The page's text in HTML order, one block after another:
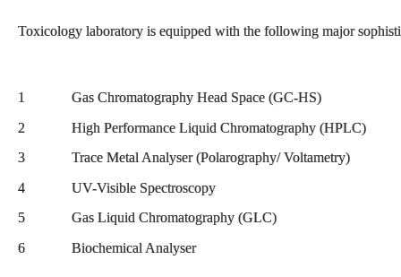
Toxicology laboratory is equipped with the following major
1 Gas Chromatography Head Space (GC-HS)
2 High Performance Liquid Chromatography (HPLC)
3 Trace Metal Analyser (Polarography/ Voltametry)
4 UV-Visible Spectroscopy
5 Gas Liquid Chromatography (GLC)
6 Biochemical Analyser